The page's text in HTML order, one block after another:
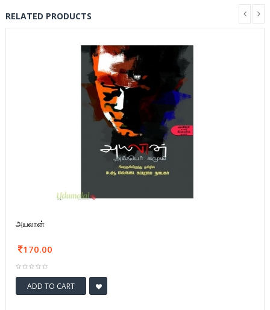
RELATED PRODUCTS
அயலான்
170.00
ADD TO CART